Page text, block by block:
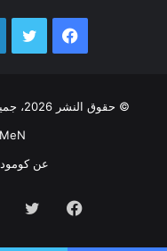
فيسبوك
© حقوق النشر 2026، جميع الحقوق محفوظة |
عن
فيسبوك